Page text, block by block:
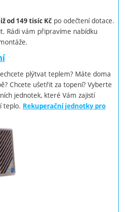
od 149 tisíc Kč po odečtení dotace.
Rádi vám připravíme nabídku
plýtvat teplem? Máte doma
Chcete ušetřit za topení? Vyberte
jednotek, které Vám zajistí
teplo. Rekuperační jednotky pro